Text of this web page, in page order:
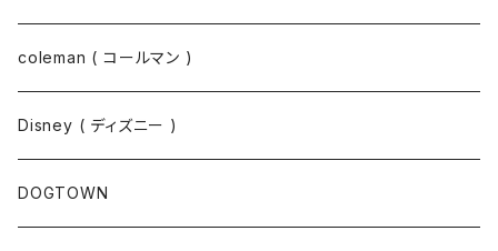
コート
ポロシャツ
パンツ
パーカー
スウェット
Tシャツ
coleman ( コールマン )
Disney ( ディズニー )
DOGTOWN